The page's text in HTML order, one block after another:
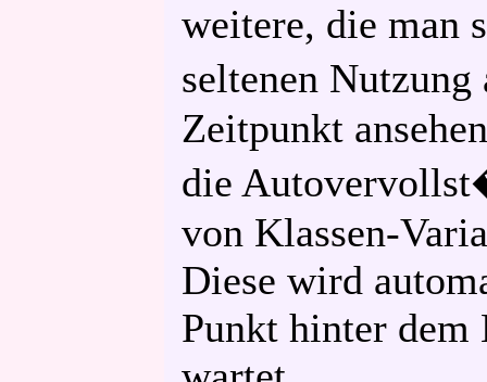
weitere, die man
seltenen
Zeitpunkt
die
von Klassen-
Diese wird
Punkt hinter dem